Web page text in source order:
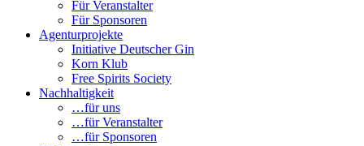
Für Veranstalter
Für Sponsoren
Agenturprojekte
Initiative Deutscher Gin
Korn Klub
Free Spirits Society
Nachhaltigkeit
…für uns
…für Veranstalter
…für Sponsoren